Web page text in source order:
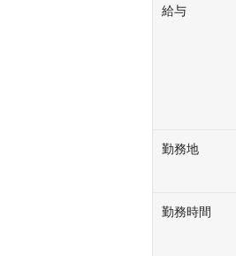
給与
勤務地
勤務時間